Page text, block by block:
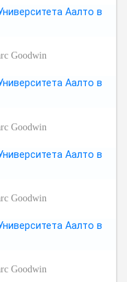
Goodwin
Goodwin
Goodwin
Goodwin